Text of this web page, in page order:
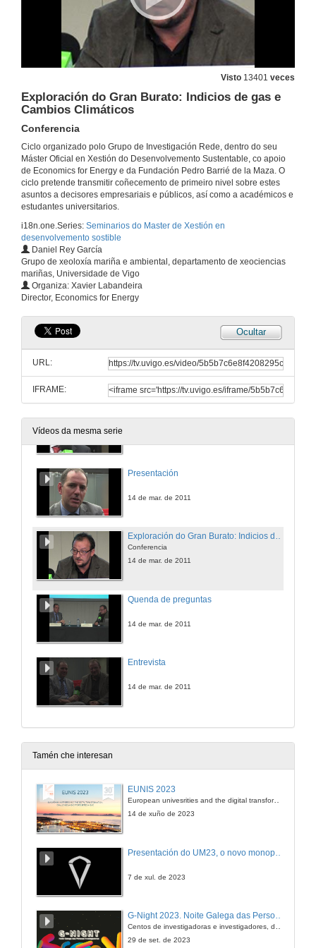
Visto 13401 veces
Exploración do Gran Burato: Indicios de gas e
Cambios Climáticos
Conferencia
Ciclo organizado polo Grupo de Investigación Rede, dentro do seu
Máster Oficial en Xestión do Desenvolvemento Sustentable, co apoio
de Economics for Energy e da Fundación Pedro Barrié de la Maza. O
ciclo pretende transmitir coñecemento de primeiro nivel sobre estes
asuntos a decisores empresariais e públicos, así como a académicos e
estudantes universitarios.
i18n.one.Series: Seminarios do Master de Xestión en
desenvolvemento sostible
Daniel Rey García
Grupo de xeoloxía mariña e ambiental, departamento de xeociencias
mariñas, Universidade de Vigo
Organiza: Xavier Labandeira
Director, Economics for Energy
Ocultar
URL:
IFRAME:
Vídeos da mesma serie
Entrevista a Anil Markandya
13 de dec. de 2010
Presentación
The economics of climate change after Cancún
Conferencia
13 de dec. de 2010
Quenda de preguntas
Conferencia
22 de feb. de 2011
Presentación
14 de mar. de 2011
Exploración do Gran Burato: Indicios de gas e Cambios Climáticos
Conferencia
14 de mar. de 2011
Quenda de preguntas
14 de mar. de 2011
Entrevista
14 de mar. de 2011
Tamén che interesan
EUNIS 2023
European univesrities and the digital transformation: challenges and opportunities ahead
14 de xuño de 2023
7 de xul. de 2023
G-Night 2023. Noite Galega das Persoas Investigadoras. Conciencias creativas
29 de set. de 2023